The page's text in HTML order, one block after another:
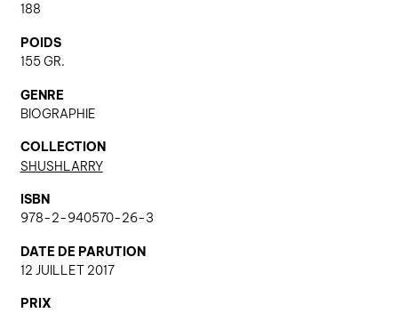
188
POIDS
155 GR.
GENRE
BIOGRAPHIE
COLLECTION
SHUSHLARRY
ISBN
978-2-940570-26-3
DATE DE PARUTION
12 JUILLET 2017
PRIX